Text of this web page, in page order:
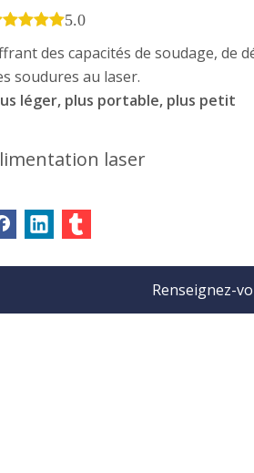
5.0
des capacités de soudage, de
soudures au laser.
léger, plus portable, plus petit
laser
Renseignez-